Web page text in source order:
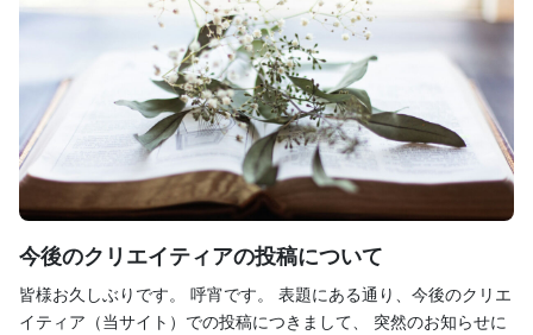
今後のクリエイティアの投稿について
皆様お久しぶりです。 呼宵です。 表題にある通り、今後のクリエ
イティア（当サイト）での投稿につきまして、 突然のお知らせに